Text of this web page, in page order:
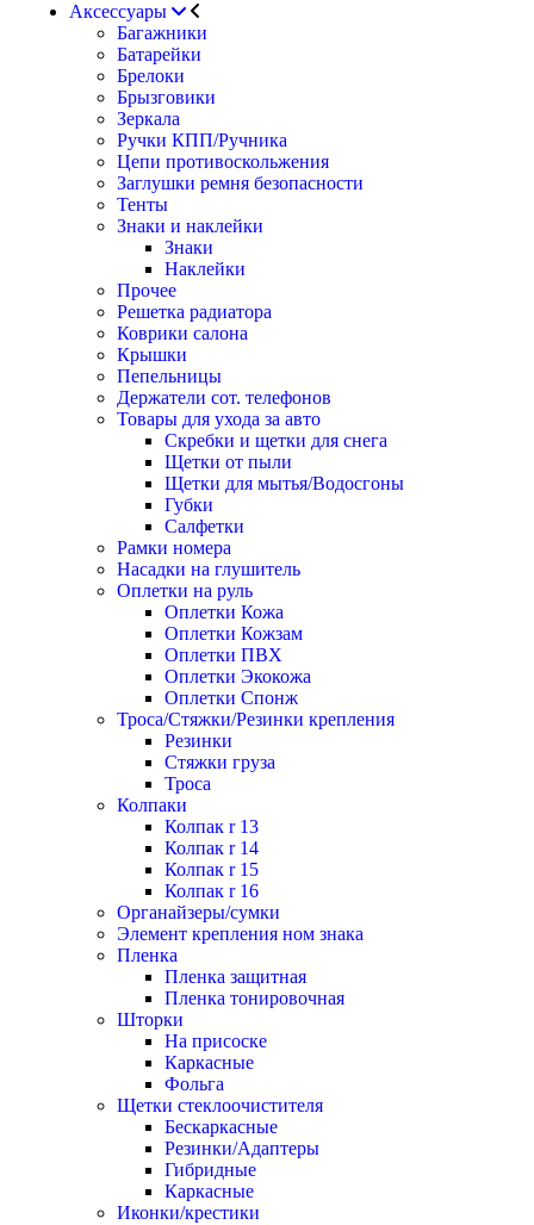
Аксессуары
Багажники
Батарейки
Брелоки
Брызговики
Зеркала
Ручки КПП/Ручника
Цепи противоскольжения
Заглушки ремня безопасности
Тенты
Знаки и наклейки
Знаки
Наклейки
Прочее
Решетка радиатора
Коврики салона
Крышки
Пепельницы
Держатели сот. телефонов
Товары для ухода за авто
Скребки и щетки для снега
Щетки от пыли
Щетки для мытья/Водосгоны
Губки
Салфетки
Рамки номера
Насадки на глушитель
Оплетки на руль
Оплетки Кожа
Оплетки Кожзам
Оплетки ПВХ
Оплетки Экокожа
Оплетки Спонж
Троса/Стяжки/Резинки крепления
Резинки
Стяжки груза
Троса
Колпаки
Колпак r 13
Колпак r 14
Колпак r 15
Колпак r 16
Органайзеры/сумки
Элемент крепления ном знака
Пленка
Пленка защитная
Пленка тонировочная
Шторки
На присоске
Каркасные
Фольга
Щетки стеклоочистителя
Бескаркасные
Резинки/Адаптеры
Гибридные
Каркасные
Иконки/крестики